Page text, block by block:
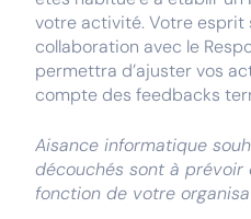
votre activité. Votre esprit
collaboration avec le
permettra d’ajuster vos
compte des feedbacks
Aisance informatique
découchés sont à prévoir
fonction de votre